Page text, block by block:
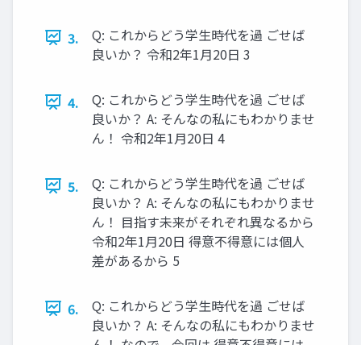
3.
Q: これからどう学⽣時代を過 ごせば
良いか？ 令和2年1⽉20⽇ 3
4.
Q: これからどう学⽣時代を過 ごせば
良いか？ A: そんなの私にもわかりませ
ん！ 令和2年1⽉20⽇ 4
5.
Q: これからどう学⽣時代を過 ごせば
良いか？ A: そんなの私にもわかりませ
ん！ ⽬指す未来がそれぞれ異なるから
令和2年1⽉20⽇ 得意不得意には個⼈
差があるから 5
6.
Q: これからどう学⽣時代を過 ごせば
良いか？ A: そんなの私にもわかりませ